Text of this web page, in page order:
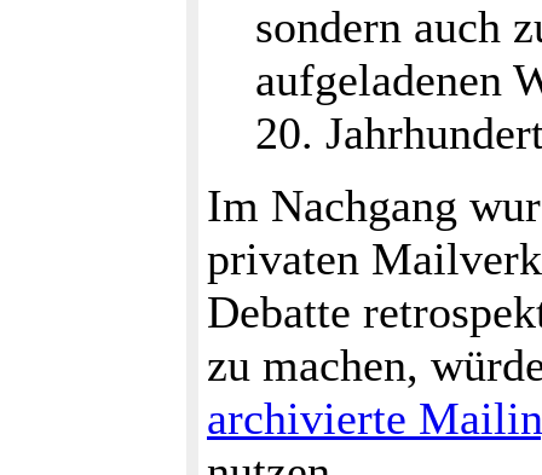
sondern auch
aufgeladenen
20.
Im Nachgang
privaten
Debatte
zu machen,
archivierte